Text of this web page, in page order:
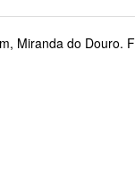
Miranda do Douro.